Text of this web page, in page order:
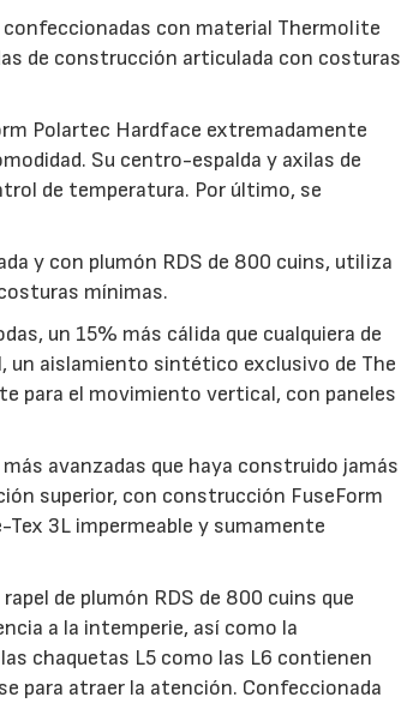
confeccionadas con material Thermolite
de construcción articulada con costuras
Polartec Hardface extremadamente
Su centro-espalda y axilas de
de temperatura. Por último, se
y con plumón RDS de 800 cuins, utiliza
mínimas.
un 15% más cálida que cualquiera de
un aislamiento sintético exclusivo de The
para el movimiento vertical, con paneles
avanzadas que haya construido jamás
superior, con construcción FuseForm
Tex 3L impermeable y sumamente
de plumón RDS de 800 cuins que
a la intemperie, así como la
chaquetas L5 como las L6 contienen
para atraer la atención. Confeccionada